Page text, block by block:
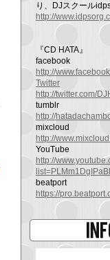
り、DJスクール
http://
『CD HATA』
facebook
http://
Twitter
http://twitter.com/
tumblr
http://
mixcloud
http://
YouTube
http://
beatport
https://